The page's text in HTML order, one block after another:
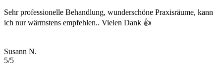
Sehr professionelle Behandlung, wunderschöne Praxisräume, kann
ich nur wärmstens empfehlen.. Vielen Dank 👍
Susann N.
5/5